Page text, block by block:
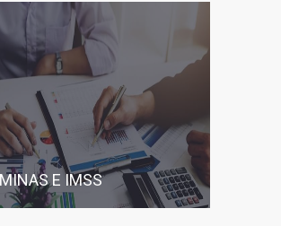
E IMSS